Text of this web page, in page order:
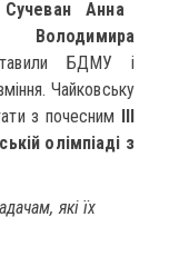
Анна
БДМУ і
Чайковську
з почесним ІІІ
олімпіаді з
які їх